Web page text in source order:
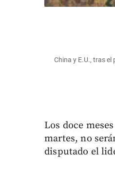
China y E.U., tras el
Los doce
martes, no
disputado el